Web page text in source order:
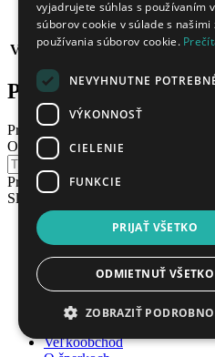
Hrúbka:
Počet diamantov:
Váha v karátoch - celý produkt:
Podobné produkty
Predchádzajúci
Odoberajte naše novinky
Prihlásením súhlasíte so
Sledujte nás
O nás
Kontakt
Obchodné podmienky
Ochrana osobných údajov
Blog
Veľkoobchod
vyjadrujete súhlas s používaním
súborov cookie v súlade s našimi
používania súborov cookie.
NEVYHNUTNE
VÝKONNOSŤ
CIELENIE
FUNKCIE
PRIJAŤ VŠETKO
ODMIETNUŤ VŠETKO
ZOBRAZIŤ